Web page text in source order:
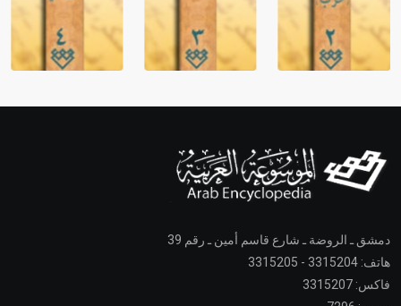
دمشق ـ الروضة ـ شارع قاسم أمين ـ رقم 39
هاتف: 3315204 - 3315205
فاكس: 3315207